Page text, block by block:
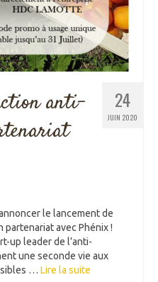
24
JUIN 2020
anti-
le lancement de
avec Phénix !
up leader de l’anti-
une seconde vie aux
… Lire la suite­­